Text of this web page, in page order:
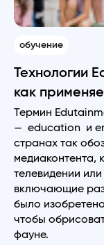
обучение
Технологии
как
Термин
— education и
странах так
медиаконтента,
телевидении
включающие
было
чтобы
фауне.